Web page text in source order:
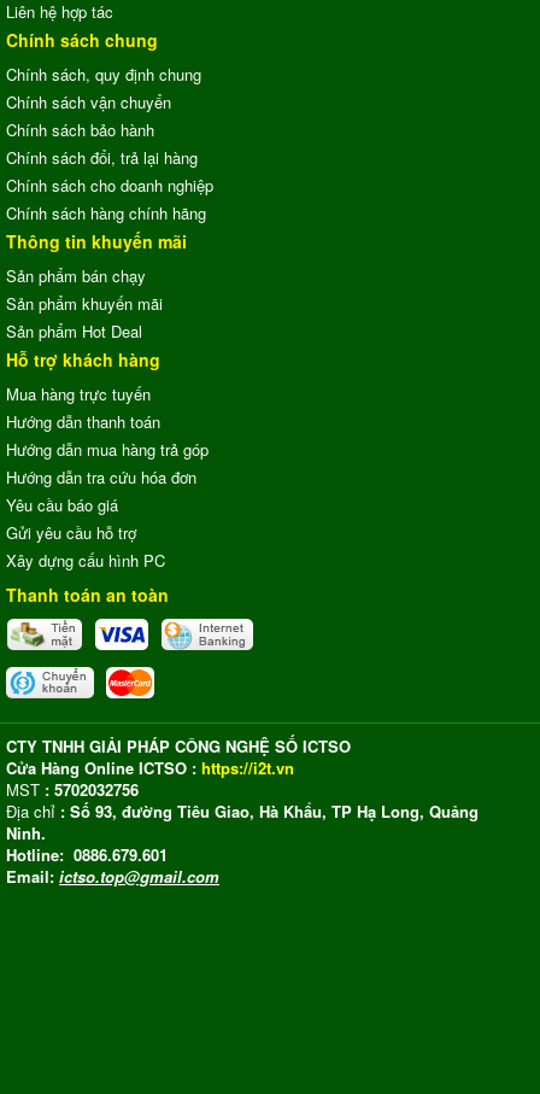
Liên hệ hợp tác
Chính sách chung
Chính sách, quy định chung
Chính sách vận chuyển
Chính sách bảo hành
Chính sách đổi, trả lại hàng
Chính sách cho doanh nghiệp
Chính sách hàng chính hãng
Thông tin khuyến mãi
Sản phẩm bán chạy
Sản phẩm khuyến mãi
Sản phẩm Hot Deal
Hỗ trợ khách hàng
Mua hàng trực tuyến
Hướng dẫn thanh toán
Hướng dẫn mua hàng trả góp
Hướng dẫn tra cứu hóa đơn
Yêu cầu báo giá
Gửi yêu cầu hỗ trợ
Xây dựng cấu hình PC
Thanh toán an toàn
CTY TNHH GIẢI PHÁP CÔNG NGHỆ SỐ ICTSO
Cửa Hàng Online ICTSO : https://i2t.vn
MST : 5702032756
Địa chỉ : Số 93, đường Tiêu Giao, Hà Khẩu, TP Hạ Long, Quảng
Ninh.
Hotline: 0886.679.601
Email: ictso.top@gmail.com